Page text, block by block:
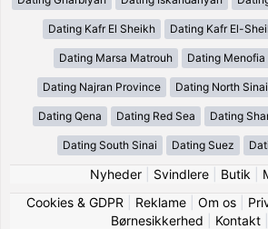
Dating Kafr El Sheikh Dating Kafr El-
Dating Marsa Matrouh Dating Menofia
Dating Najran Province Dating North Sinai
Dating Qena Dating Red Sea Dating
Dating South Sinai Dating Suez
Nyheder| Svindlere| Butik
Cookies & GDPR
Reklame| Om os|
Børnesikkerhed
Kontakt|